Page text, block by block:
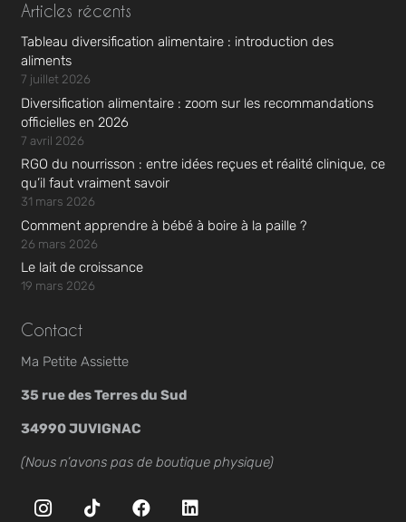
Articles récents
Tableau diversification alimentaire : introduction des
aliments
7 juillet 2026
Diversification alimentaire : zoom sur les recommandations
officielles en 2026
7 avril 2026
RGO du nourrisson : entre idées reçues et réalité clinique, ce
qu’il faut vraiment savoir
31 mars 2026
Comment apprendre à bébé à boire à la paille ?
26 mars 2026
Le lait de croissance
19 mars 2026
Contact
Ma Petite Assiette
35 rue des Terres du Sud
34990 JUVIGNAC
(Nous n’avons pas de boutique physique)